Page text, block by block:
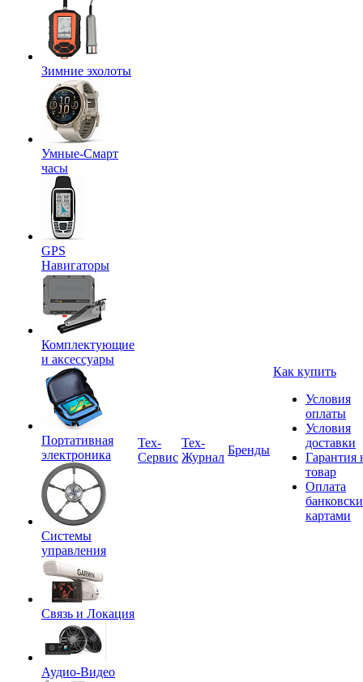
Зимние эхолоты
Умные-Смарт
часы
GPS
Навигаторы
Комплектующие
и аксессуары
Портативная
электроника
Системы
управления
Связь и Локация
Аудио-Видео
Tex-
Сервис
Тех-
Журнал
Бренды
Как купить
Условия
оплаты
Условия
доставки
Гарантия
товар
Оплата
картами